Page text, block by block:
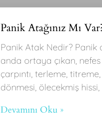
Panik Atağınız Mı
Panik Atak Nedir? Panik
anda ortaya çıkan, nefes
çarpıntı, terleme,
dönmesi, ölecekmiş hissi,
Devamını Oku »